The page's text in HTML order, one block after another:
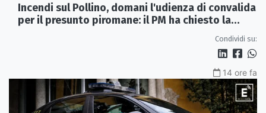
Incendi sul Pollino, domani l'udienza di convalida
per il presunto piromane: il PM ha chiesto la
Condividi su:
14 ore fa